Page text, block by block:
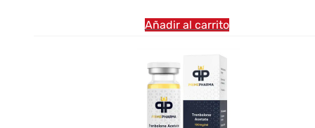
Añadir al carrito